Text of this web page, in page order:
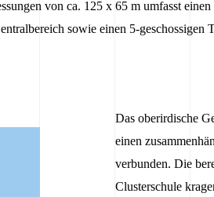
von ca. 125 x 65 m umfasst einen
sowie einen 5-geschossigen
Das oberirdische
einen
verbunden. Die
Clusterschule